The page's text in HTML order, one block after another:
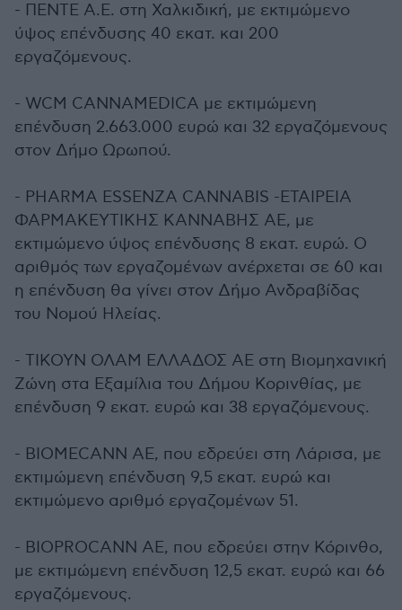
- ΠΕΝΤΕ Α.Ε. στη Χαλκιδική, με εκτιμώμενο
ύψος επένδυσης 40 εκατ. και 200
εργαζόμενους.
- WCM CANNAMEDICA με εκτιμώμενη
επένδυση 2.663.000 ευρώ και 32 εργαζόμενους
στον Δήμο Ωρωπού.
- PHARMA ESSENZA CANNABIS -ΕΤΑΙΡΕΙΑ
ΦΑΡΜΑΚΕΥΤΙΚΗΣ ΚΑΝΝΑΒΗΣ AΕ, με
εκτιμώμενο ύψος επένδυσης 8 εκατ. ευρώ. Ο
αριθμός των εργαζομένων ανέρχεται σε 60 και
η επένδυση θα γίνει στον Δήμο Ανδραβίδας
του Νομού Ηλείας.
- ΤΙΚΟΥΝ ΟΛΑΜ ΕΛΛΑΔΟΣ ΑΕ στη Βιομηχανική
Ζώνη στα Εξαμίλια του Δήμου Κορινθίας, με
επένδυση 9 εκατ. ευρώ και 38 εργαζόμενους.
- BIOMECANN AE, που εδρεύει στη Λάρισα, με
εκτιμώμενη επένδυση 9,5 εκατ. ευρώ και
εκτιμώμενο αριθμό εργαζομένων 51.
- BIOPROCANN AE, που εδρεύει στην Κόρινθο,
με εκτιμώμενη επένδυση 12,5 εκατ. ευρώ και 66
εργαζόμενους.